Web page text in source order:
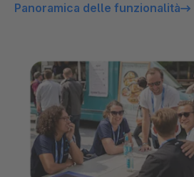
Panoramica delle funzionalità